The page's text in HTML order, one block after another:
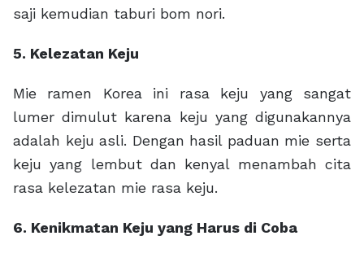
saji kemudian taburi bom nori.
5. Kelezatan Keju
Mie ramen Korea ini rasa keju yang sangat
lumer dimulut karena keju yang digunakannya
adalah keju asli. Dengan hasil paduan mie serta
keju yang lembut dan kenyal menambah cita
rasa kelezatan mie rasa keju.
6. Kenikmatan Keju yang Harus di Coba